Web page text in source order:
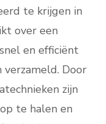
te krijgen in
over een
en efficiënt
Door
zijn
te halen en